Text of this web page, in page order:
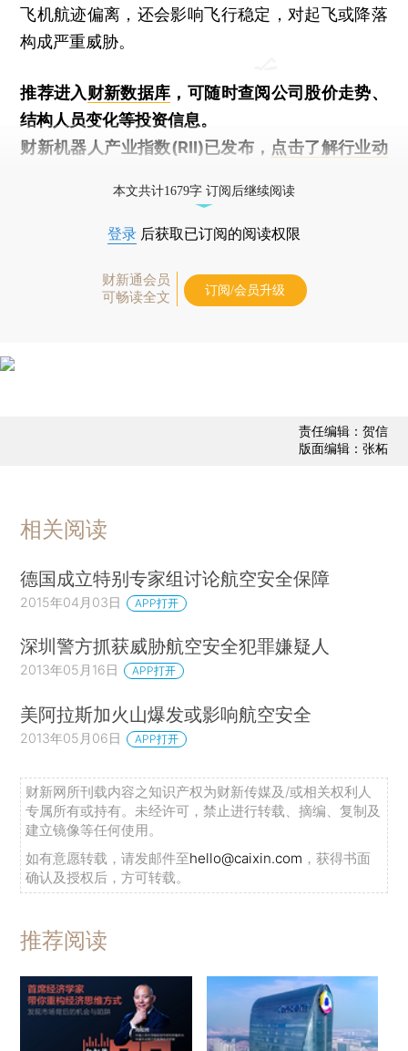
飞机航迹偏离，还会影响飞行稳定，对起飞或降落
构成严重威胁。
推荐进入财新数据库 ，可随时查阅公司股价走势、
结构人员变化等投资信息。
财新机器人产业指数(RII)已发布， 点击了解行业动
本文共计1679字 订阅后继续阅读
登录 后获取已订阅的阅读权限
财新通会员
可畅读全文
订阅/会员升级
责任编辑：贺信
版面编辑：张柘
相关阅读
德国成立特别专家组讨论航空安全保障
2015年04月03日 APP打开
深圳警方抓获威胁航空安全犯罪嫌疑人
2013年05月16日 APP打开
美阿拉斯加火山爆发或影响航空安全
2013年05月06日 APP打开
财新网所刊载内容之知识产权为财新传媒及/或相关权利人
专属所有或持有。未经许可，禁止进行转载、摘编、复制及
建立镜像等任何使用。
如有意愿转载，请发邮件至hello@caixin.com ，获得书面
确认及授权后，方可转载。
推荐阅读